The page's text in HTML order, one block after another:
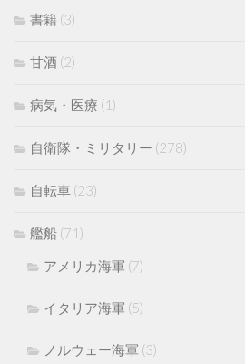
書籍 (3)
甘酒 (2)
病気・医療 (1)
自衛隊・ミリタリー (278)
自転車 (23)
艦船 (71)
アメリカ海軍 (7)
イタリア海軍 (5)
ノルウェー海軍 (3)